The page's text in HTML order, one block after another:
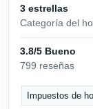
3 estrellas
Categoría del
3.8/5 Bueno
799 reseñas
Impuestos de